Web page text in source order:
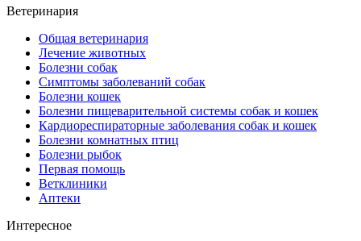
Ветеринария
Общая ветеринария
Лечение животных
Болезни собак
Симптомы заболеваний собак
Болезни кошек
Болезни пищеварительной системы собак и кошек
Кардиореспираторные заболевания собак и кошек
Болезни комнатных птиц
Болезни рыбок
Первая помощь
Ветклиники
Аптеки
Интересное